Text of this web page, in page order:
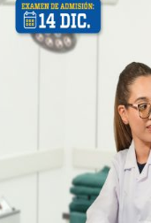
DEUDAS
Trujillo
personas naturales
en La